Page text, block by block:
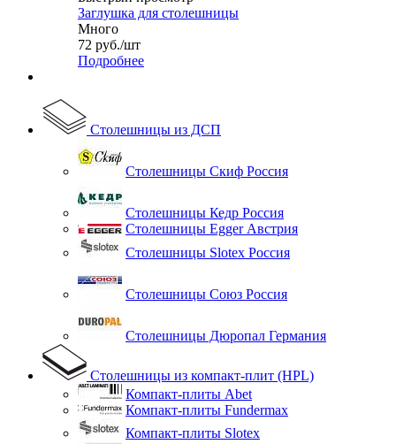
Заглушка для столешницы
Много
72 руб./шт
Подробнее
Столешницы из ДСП
Столешницы Скиф Россия
Столешницы Кедр Россия
Столешницы Egger Австрия
Столешницы Slotex Россия
Столешницы Союз Россия
Столешницы Дюропал Германия
Столешницы из компакт-плит (HPL)
Компакт-плиты Abet
Компакт-плиты Fundermax
Компакт-плиты Slotex